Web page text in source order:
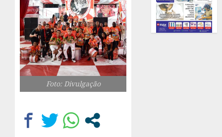
Foto: Divulgação